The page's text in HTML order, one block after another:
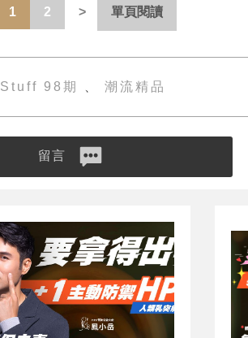
1 2 單頁閱讀
Stuff 98期 潮流精品
留言